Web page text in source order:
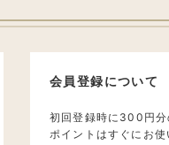
会員登録について
初回登録時に300円分
ポイントはすぐにお